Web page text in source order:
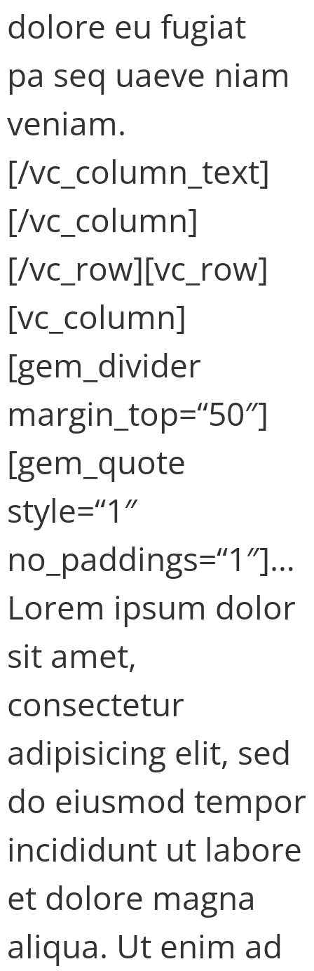
dolore eu fugiat
pa seq uaeve niam
veniam.
[/vc_column_text]
[/vc_column]
[/vc_row][vc_row]
[vc_column]
[gem_divider
margin_top=“50″]
[gem_quote
style=“1″
no_paddings=“1″]…
Lorem ipsum dolor
sit amet,
consectetur
adipisicing elit, sed
do eiusmod tempor
incididunt ut labore
et dolore magna
aliqua. Ut enim ad